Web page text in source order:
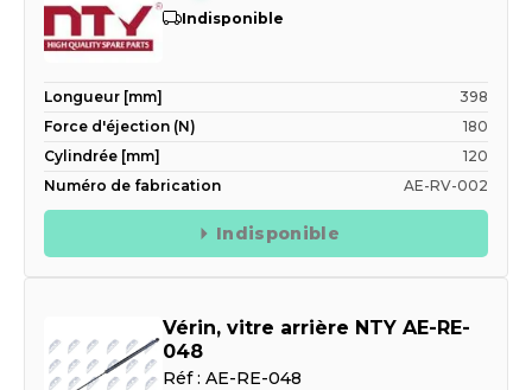
Indisponible
Longueur [mm]
398
Force d'éjection (N)
180
Cylindrée [mm]
120
Numéro de fabrication
AE-RV-002
Indisponible
Vérin, vitre arrière NTY AE-RE-
048
Réf : AE-RE-048